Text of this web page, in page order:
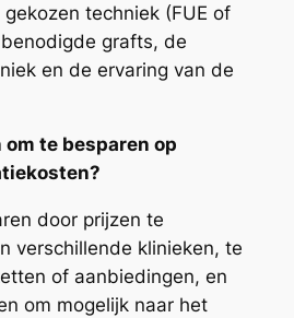
techniek (FUE of
grafts, de
en de ervaring van de
te besparen op
door prijzen te
verschillende klinieken, te
of aanbiedingen, en
om mogelijk naar het